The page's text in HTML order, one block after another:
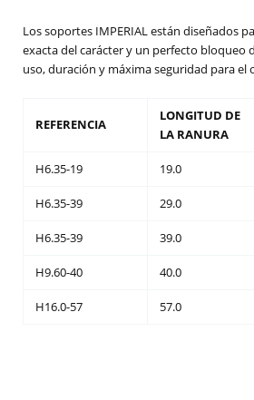
Los soportes IMPERIAL están diseñados
exacta del carácter y un perfecto bloqueo
uso, duración y máxima seguridad para el
REFERENCIA
LONGITUD DE
LA RANURA
H6.35-19 19.0
H6.35-39 29.0
H6.35-39 39.0
H9.60-40 40.0
H16.0-57 57.0